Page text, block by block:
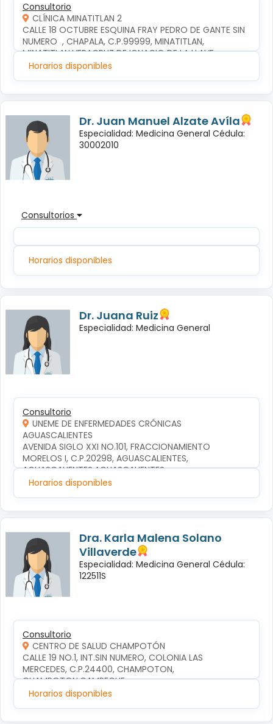
Consultorio
CLÍNICA MINATITLAN 2
CALLE 18 OCTUBRE ESQUINA FRAY PEDRO DE GANTE SIN
NUMERO  , CHAPALA, C.P.99999, MINATITLAN,
MINATITLAN,VERACRUZ DE IGNACIO DE LA LLAVE
Horarios disponibles
Dr. Juan Manuel Alzate Avíla
Especialidad: Medicina General Cédula:
30002010
Consultorios
Horarios disponibles
Dr. Juana Ruiz
Especialidad: Medicina General
Consultorio
UNEME DE ENFERMEDADES CRÓNICAS
AGUASCALIENTES
AVENIDA SIGLO XXI NO.101, FRACCIONAMIENTO
MORELOS I, C.P.20298, AGUASCALIENTES,
AGUASCALIENTES,AGUASCALIENTES
Horarios disponibles
Dra. Karla Malena Solano
Villaverde
Especialidad: Medicina General Cédula:
122511S
Consultorio
CENTRO DE SALUD CHAMPOTÓN
CALLE 19 NO.1, INT.SIN NUMERO, COLONIA LAS
MERCEDES, C.P.24400, CHAMPOTON,
CHAMPOTON,CAMPECHE
Horarios disponibles